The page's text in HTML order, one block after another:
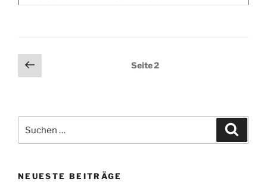
Seitennummerierung
der
Vorherige
Seite
Seite2
nach:
NEUESTE BEITRÄGE